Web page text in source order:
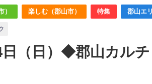
） 楽しむ（郡山市） 特集 郡山エ
日（日）◆郡山カル